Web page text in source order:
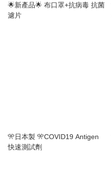
🌟新產品🌟 布口罩+抗病毒 抗菌
濾片
🎌日本製 🎌COVID19 Antigen
快速測試劑